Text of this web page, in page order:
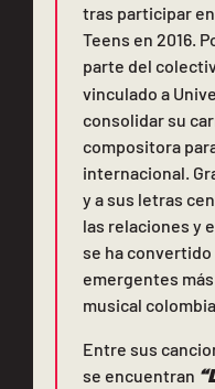
tras participar
Teens en 2016.
parte del
vinculado a
consolidar su
compositora
internacional.
y a sus letras
las relaciones y
se ha convertido
emergentes
musical
Entre sus
se encuentran